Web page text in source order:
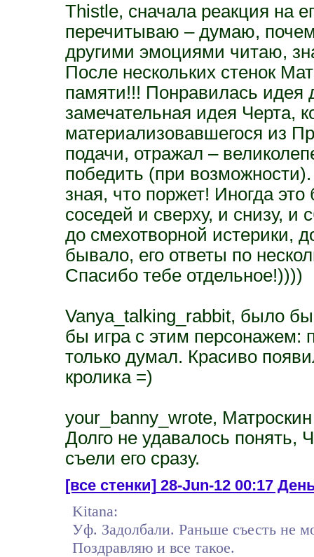
Thistle, сначала реакция на
перечитываю – думаю,
другими эмоциями читаю,
После нескольких стенок
памяти!!! Понравилась
замечательная идея Черта,
материализовавшегося из
подачи, отражал –
победить (при
зная, что поржет! Иногда
соседей и сверху, и снизу,
до смехотворной истерики,
бывало, его ответы по
Спасибо тебе отдельное!))))
Vanya_talking_rabbit, было
бы игра с этим персонажем:
только думал. Красиво
кролика =)
your_banny_wrote,
Долго не удавалось понять,
съели его сразу.
[все стенки]28-Jun-12 00:17
Kitana:
Уф. Задолбали. Раньше съесть не
Поздравляю и все такое.